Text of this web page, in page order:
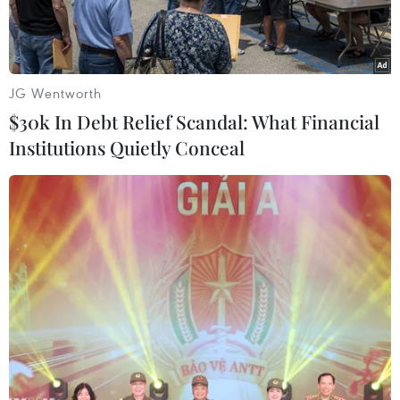
COVID-19.
Chủ tịch Ủy ban nhân dân thành phố Hà Nội Chu Ngọc Anh
kiểm tra công tác phòng, chống COVID-19. (Ảnh: PV/Vietnam+)
Chiều 18/2, Chủ tịch Ủy ban nhân dân thành phố
Hà Nội Chu Ngọc Anh đã đi kiểm tra đột xuất
JG Wentworth
$30k In Debt Relief Scandal: What Financial
Institutions Quietly Conceal